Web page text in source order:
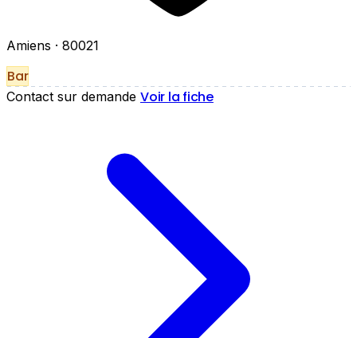
Amiens · 80021
Bar
Contact sur demande Voir la fiche